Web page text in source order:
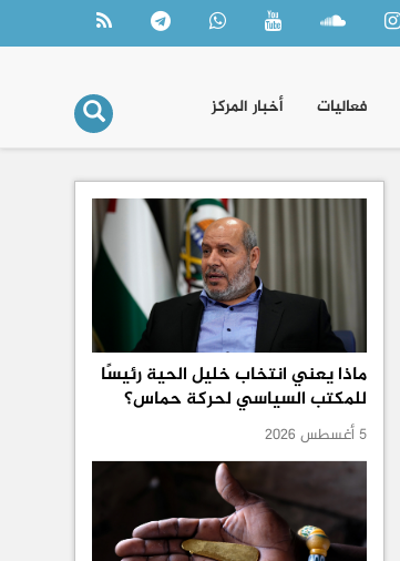
فعاليات أخبار المركز
ماذا يعني انتخاب خليل الحية رئيسًا
للمكتب السياسي لحركة حماس؟
5 أغسطس 2026